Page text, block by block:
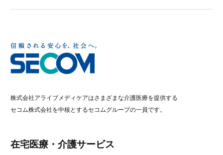
株式会社アライブメディケアはさまざまな介護医療を提供する
セコム株式会社を中核とするセコムグループの一員です。
在宅医療・介護サービス